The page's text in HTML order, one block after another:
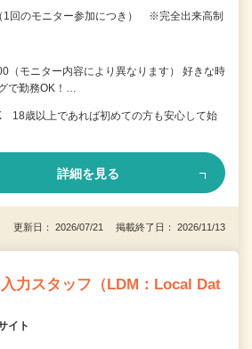
1回のモニター参加につき） ※完全出来高制
（モニター内容により異なります） 好きな時
で勤務OK！…
18歳以上であれば初めての方も安心して始
詳細を見る
更新日： 2026/07/21 掲載終了日： 2026/11/13
力スタッフ（LDM：Local Dat
イト